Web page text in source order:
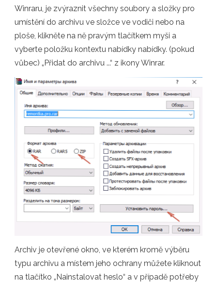
Winraru, je zvýraznit všechny soubory a složky pro
umístění do archivu ve složce ve vodiči nebo na
ploše, klikněte na ně pravým tlačítkem myši a
vyberte položku kontextu nabídky nabídky. (pokud
vůbec) „Přidat do archivu ...“ z ikony Winrar.
Archiv je otevřené okno, ve kterém kromě výběru
typu archivu a místem jeho ochrany můžete kliknout
na tlačítko „Nainstalovat heslo“ a v případě potřeby